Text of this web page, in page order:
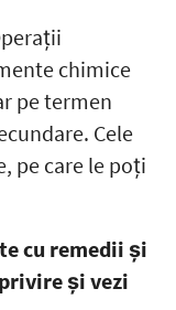
chimice
pe termen
Cele
pe care le poți
cu remedii și
și vezi